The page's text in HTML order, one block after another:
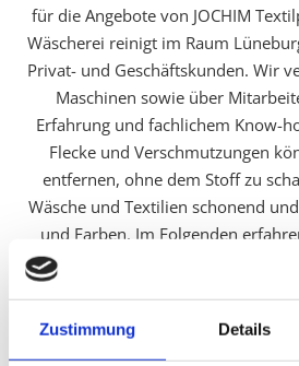
Zustimmung Details
für die Angebote von JOCHIM
Wäscherei reinigt im Raum
Privat- und Geschäftskunden. Wir
Maschinen sowie über
Erfahrung und fachlichem Know-
Flecke und Verschmutzungen
entfernen, ohne dem Stoff zu
Wäsche und Textilien schonend
und Farben. Im Folgenden
Service von JOCHIM
Textilpflege für Privat- und
Wir übernehmen die Reinigung
und Wäsche und liefern alles